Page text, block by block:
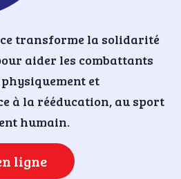
transforme la solidarité
aider les combattants
et
à la rééducation, au sport
humain.
ligne